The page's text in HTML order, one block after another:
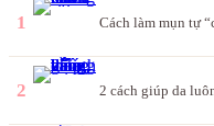
1 Cách làm mụn tự
2 2 cách giúp da